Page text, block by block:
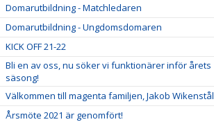
Domarutbildning - Matchledaren
Domarutbildning - Ungdomsdomaren
KICK OFF 21-22
Bli en av oss, nu söker vi funktionärer inför årets
säsong!
Välkommen till magenta familjen, Jakob Wikenstål
Årsmöte 2021 är genomfört!